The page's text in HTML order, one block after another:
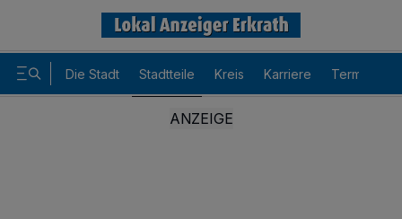
Die Stadt Stadtteile Kreis Karriere Termine